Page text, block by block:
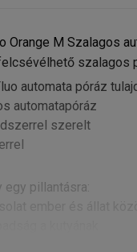
Orange M Szalagos
szalagos
automata póráz
automatapóráz
szerelt
egy pillantásra: